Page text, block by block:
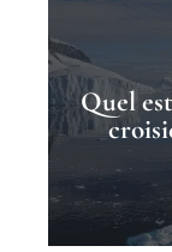
Quel